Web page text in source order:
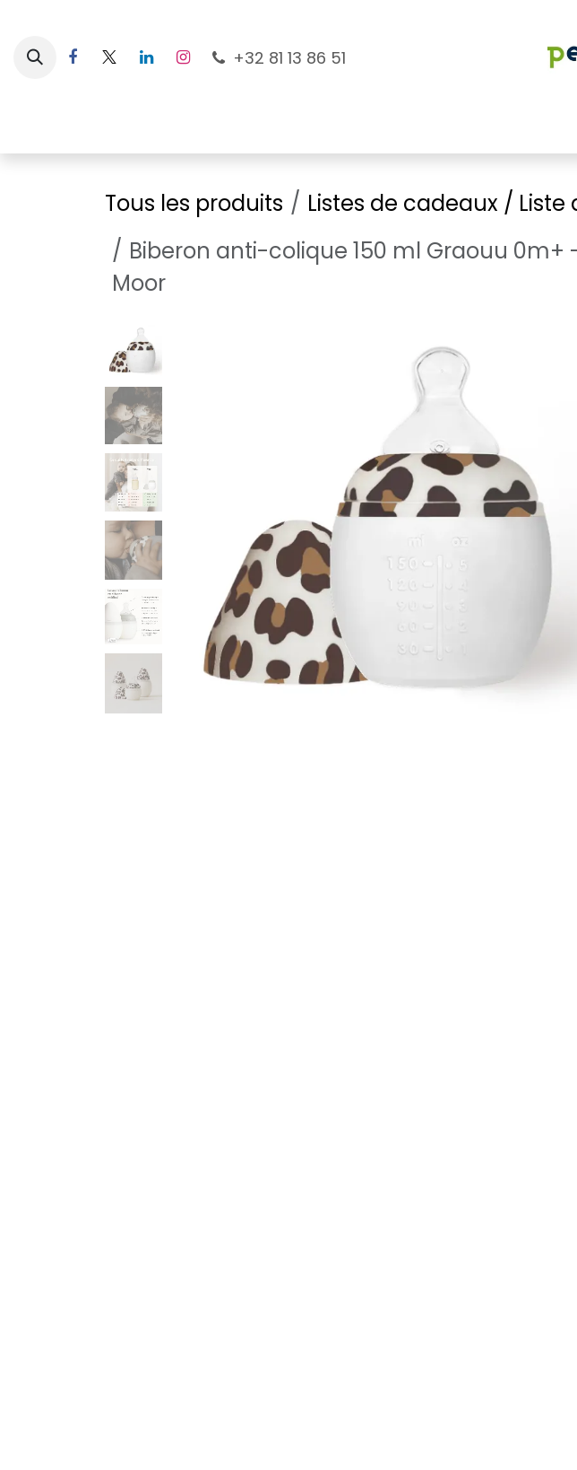
+32 81 13 86 51
Tous les produits
Listes de cadeaux /
Biberon anti-colique 150 ml Graouu 0m+
Moor